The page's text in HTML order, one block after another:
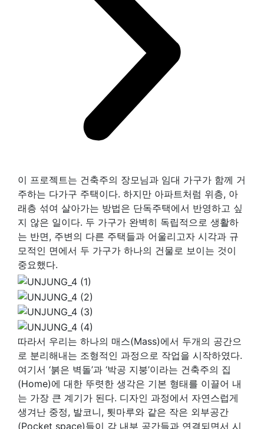
이 프로젝트는 건축주의 장모님과 임대 가구가 함께 거
주하는 다가구 주택이다. 하지만 아파트처럼 위층, 아
래층 섞여 살아가는 방법은 단독주택에서 반영하고 싶
지 않은 일이다. 두 가구가 완벽히 독립적으로 생활하
는 반면, 주변의 다른 주택들과 어울리고자 시각과 규
모적인 면에서 두 가구가 하나의 건물로 보이는 것이
중요했다.
따라서 우리는 하나의 매스(Mass)에서 두개의 공간으
로 분리해내는 조형적인 과정으로 작업을 시작하였다.
여기서 ‘붉은 벽돌’과 ‘박공 지붕’이라는 건축주의 집
(Home)에 대한 뚜렷한 생각은 기본 형태를 이끌어 내
는 가장 큰 계기가 된다. 디자인 과정에서 자연스럽게
생겨난 중정, 발코니, 툇마루와 같은 작은 외부공간
(Pocket space)들이 각 내부 공간들과 연결되면서 시